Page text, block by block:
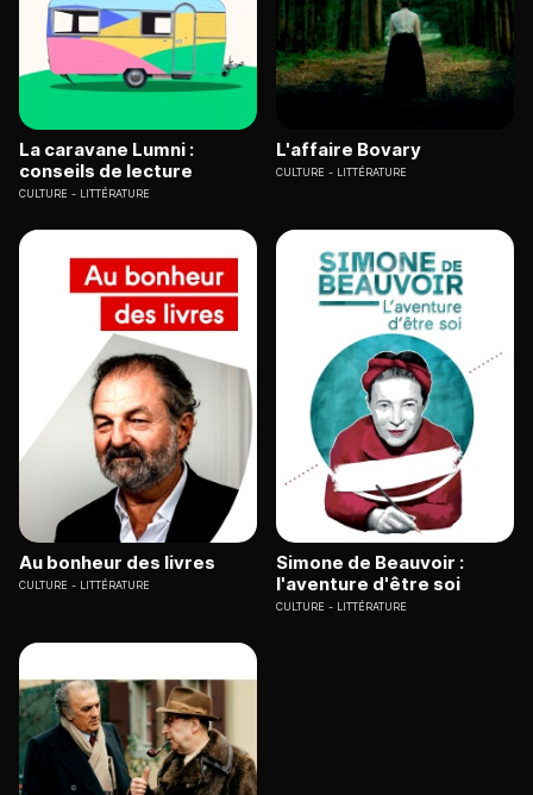
La caravane Lumni :
conseils de lecture
CULTURE LITTÉRATURE
L'affaire Bovary
CULTURE LITTÉRATURE
Au bonheur des livres
CULTURE LITTÉRATURE
Simone de Beauvoir :
l'aventure d'être soi
CULTURE LITTÉRATURE